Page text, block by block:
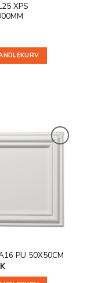
XPS
OG
PU 50X50CM